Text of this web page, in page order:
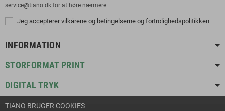
service@tiano.dk for at høre nærmere.
Jeg accepterer vilkårene og betingelserne og fortrolighedspolitikken
INFORMATION
STORFORMAT PRINT
DIGITAL TRYK
TIANO BRUGER COOKIES